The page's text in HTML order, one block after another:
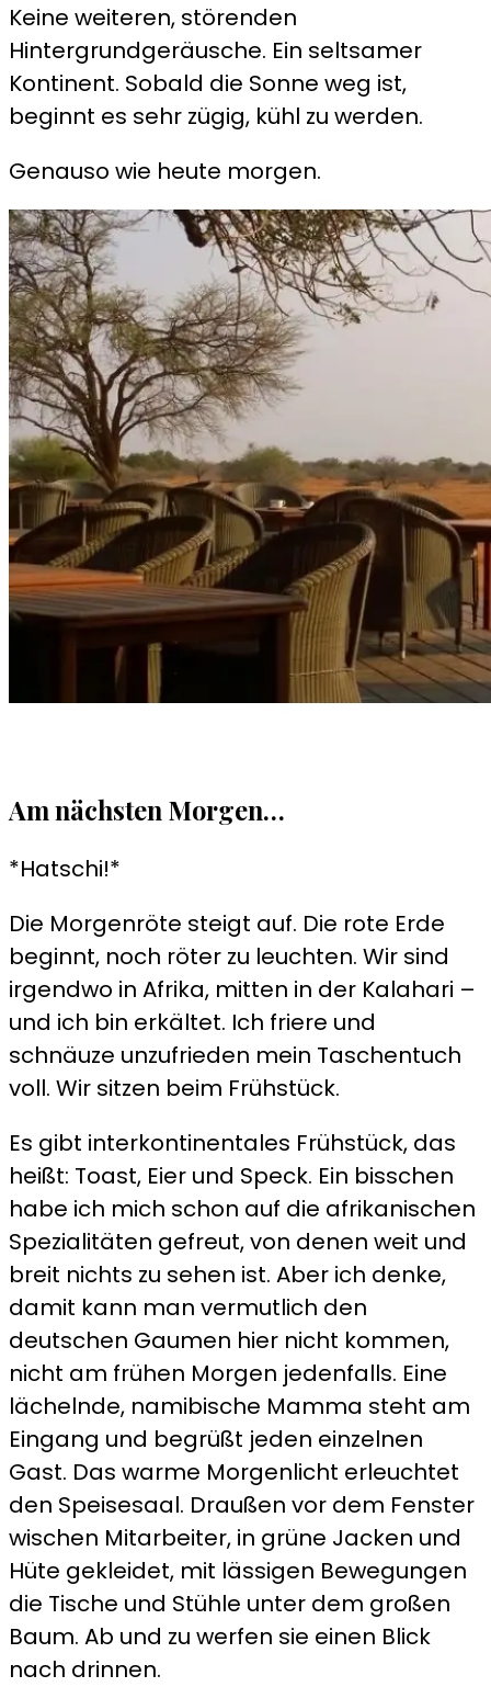
Keine weiteren, störenden
Hintergrundgeräusche. Ein seltsamer
Kontinent. Sobald die Sonne weg ist,
beginnt es sehr zügig, kühl zu werden.
Genauso wie heute morgen.
Am nächsten Morgen…
*Hatschi!*
Die Morgenröte steigt auf. Die rote Erde
beginnt, noch röter zu leuchten. Wir sind
irgendwo in Afrika, mitten in der Kalahari –
und ich bin erkältet. Ich friere und
schnäuze unzufrieden mein Taschentuch
voll. Wir sitzen beim Frühstück.
Es gibt interkontinentales Frühstück, das
heißt: Toast, Eier und Speck. Ein bisschen
habe ich mich schon auf die afrikanischen
Spezialitäten gefreut, von denen weit und
breit nichts zu sehen ist. Aber ich denke,
damit kann man vermutlich den
deutschen Gaumen hier nicht kommen,
nicht am frühen Morgen jedenfalls. Eine
lächelnde, namibische Mamma steht am
Eingang und begrüßt jeden einzelnen
Gast. Das warme Morgenlicht erleuchtet
den Speisesaal. Draußen vor dem Fenster
wischen Mitarbeiter, in grüne Jacken und
Hüte gekleidet, mit lässigen Bewegungen
die Tische und Stühle unter dem großen
Baum. Ab und zu werfen sie einen Blick
nach drinnen.